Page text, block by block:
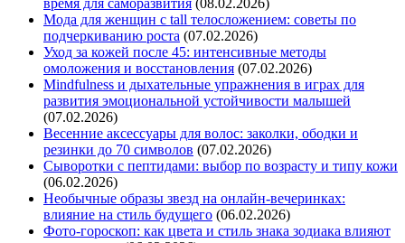
Мода для женщин с tall телосложением: советы по
подчеркиванию роста (07.02.2026)
Уход за кожей после 45: интенсивные методы
омоложения и восстановления (07.02.2026)
Mindfulness и дыхательные упражнения в играх для
развития эмоциональной устойчивости малышей
(07.02.2026)
Весенние аксессуары для волос: заколки, ободки и
резинки до 70 символов (07.02.2026)
Сыворотки с пептидами: выбор по возрасту и типу кожи
(06.02.2026)
Необычные образы звезд на онлайн-вечеринках:
влияние на стиль будущего (06.02.2026)
Фото-гороскоп: как цвета и стиль знака зодиака влияют